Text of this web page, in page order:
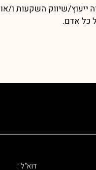
ייעוץ/שיווק השקעות ו/או
כל אדם.
דוא"ל :